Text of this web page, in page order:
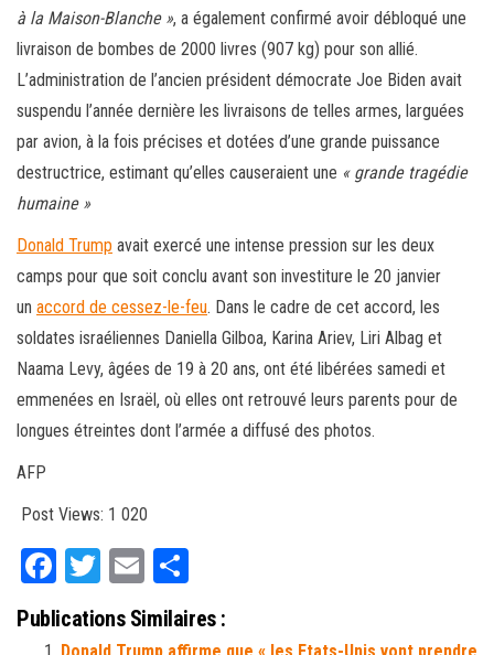
à la Maison-Blanche », a également confirmé avoir débloqué une
livraison de bombes de 2000 livres (907 kg) pour son allié.
L’administration de l’ancien président démocrate Joe Biden avait
suspendu l’année dernière les livraisons de telles armes, larguées
par avion, à la fois précises et dotées d’une grande puissance
destructrice, estimant qu’elles causeraient une « grande tragédie
humaine »
Donald Trump avait exercé une intense pression sur les deux
camps pour que soit conclu avant son investiture le 20 janvier
un accord de cessez-le-feu. Dans le cadre de cet accord, les
soldates israéliennes Daniella Gilboa, Karina Ariev, Liri Albag et
Naama Levy, âgées de 19 à 20 ans, ont été libérées samedi et
emmenées en Israël, où elles ont retrouvé leurs parents pour de
longues étreintes dont l’armée a diffusé des photos.
AFP
Post Views: 1 020
Fa
ce
bo
T
tt
E
m
ail ag
Publications Similaires :